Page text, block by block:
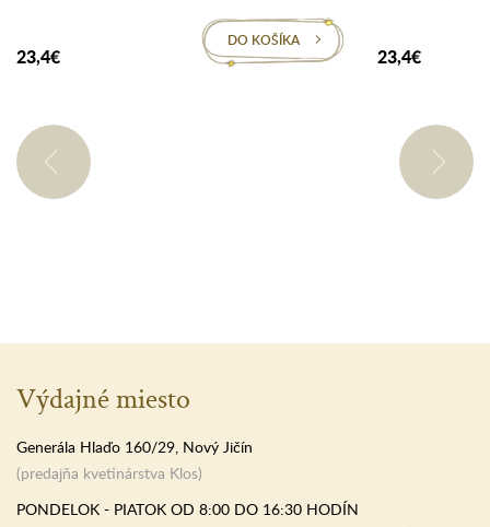
23,4€
DO KOŠÍKA
23,4€
Výdajné miesto
Generála Hlaďo 160/29, Nový Jičín
(predajňa kvetinárstva Klos)
PONDELOK - PIATOK OD 8:00 DO 16:30 HODÍN